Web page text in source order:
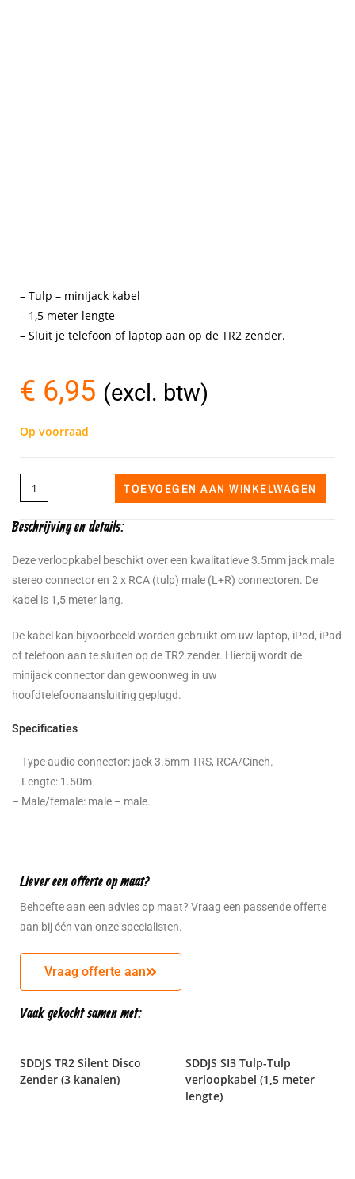
– Tulp – minijack kabel
– 1,5 meter lengte
– Sluit je telefoon of laptop aan op de TR2 zender.
€ 6,95 (excl. btw)
Op voorraad
TOEVOEGEN AAN WINKELWAGEN
Beschrijving en details:
Deze verloopkabel beschikt over een kwalitatieve 3.5mm jack male
stereo connector en 2 x RCA (tulp) male (L+R) connectoren. De
kabel is 1,5 meter lang.
De kabel kan bijvoorbeeld worden gebruikt om uw laptop, iPod, iPad
of telefoon aan te sluiten op de TR2 zender. Hierbij wordt de
minijack connector dan gewoonweg in uw
hoofdtelefoonaansluiting geplugd.
Specificaties
– Type audio connector: jack 3.5mm TRS, RCA/Cinch.
– Lengte: 1.50m
– Male/female: male – male.
Liever een offerte op maat?
Behoefte aan een advies op maat? Vraag een passende offerte
aan bij één van onze specialisten.
Vraag offerte aan
Vaak gekocht samen met:
SDDJS TR2 Silent Disco
Zender (3 kanalen)
SDDJS SI3 Tulp-Tulp
verloopkabel (1,5 meter
lengte)